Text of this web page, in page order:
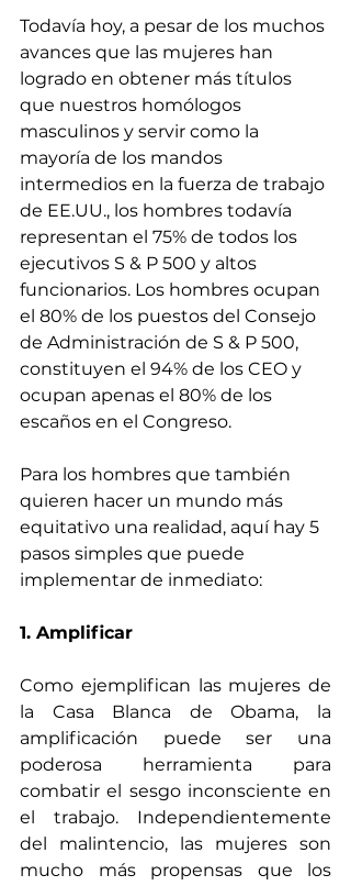
Todavía hoy, a pesar de los muchos
avances que las mujeres han
logrado en obtener más títulos
que nuestros homólogos
masculinos y servir como la
mayoría de los mandos
intermedios en la fuerza de trabajo
de EE.UU., los hombres todavía
representan el 75% de todos los
ejecutivos S & P 500 y altos
funcionarios. Los hombres ocupan
el 80% de los puestos del Consejo
de Administración de S & P 500,
constituyen el 94% de los CEO y
ocupan apenas el 80% de los
escaños en el Congreso.
Para los hombres que también
quieren hacer un mundo más
equitativo una realidad, aquí hay 5
pasos simples que puede
implementar de inmediato:
1. Amplificar
Como ejemplifican las mujeres de
la Casa Blanca de Obama, la
amplificación puede ser una
poderosa herramienta para
combatir el sesgo inconsciente en
el trabajo. Independientemente
del malintencio, las mujeres son
mucho más propensas que los